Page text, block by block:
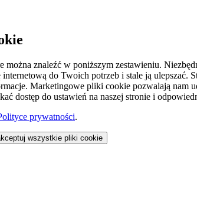
znaleźć w poniższym zestawieniu.
internetową do Twoich potrzeb i stale ją
Marketingowe pliki cookie pozwalają nam
dostęp do ustawień na naszej stronie i
prywatności.
wszystkie pliki cookie